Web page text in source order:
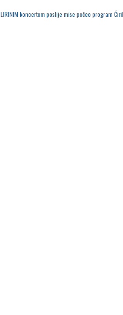
LIRINIM koncertom poslije mise počeo program